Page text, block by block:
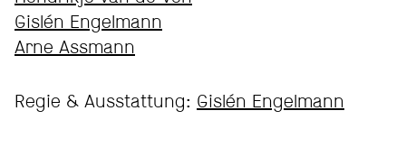
Gislén Engelmann
Arne Assmann
Regie & Ausstattung: Gislén Engelmann